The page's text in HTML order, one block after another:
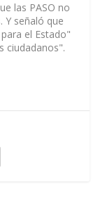
las PASO no
Y señaló que
el Estado"
ciudadanos".